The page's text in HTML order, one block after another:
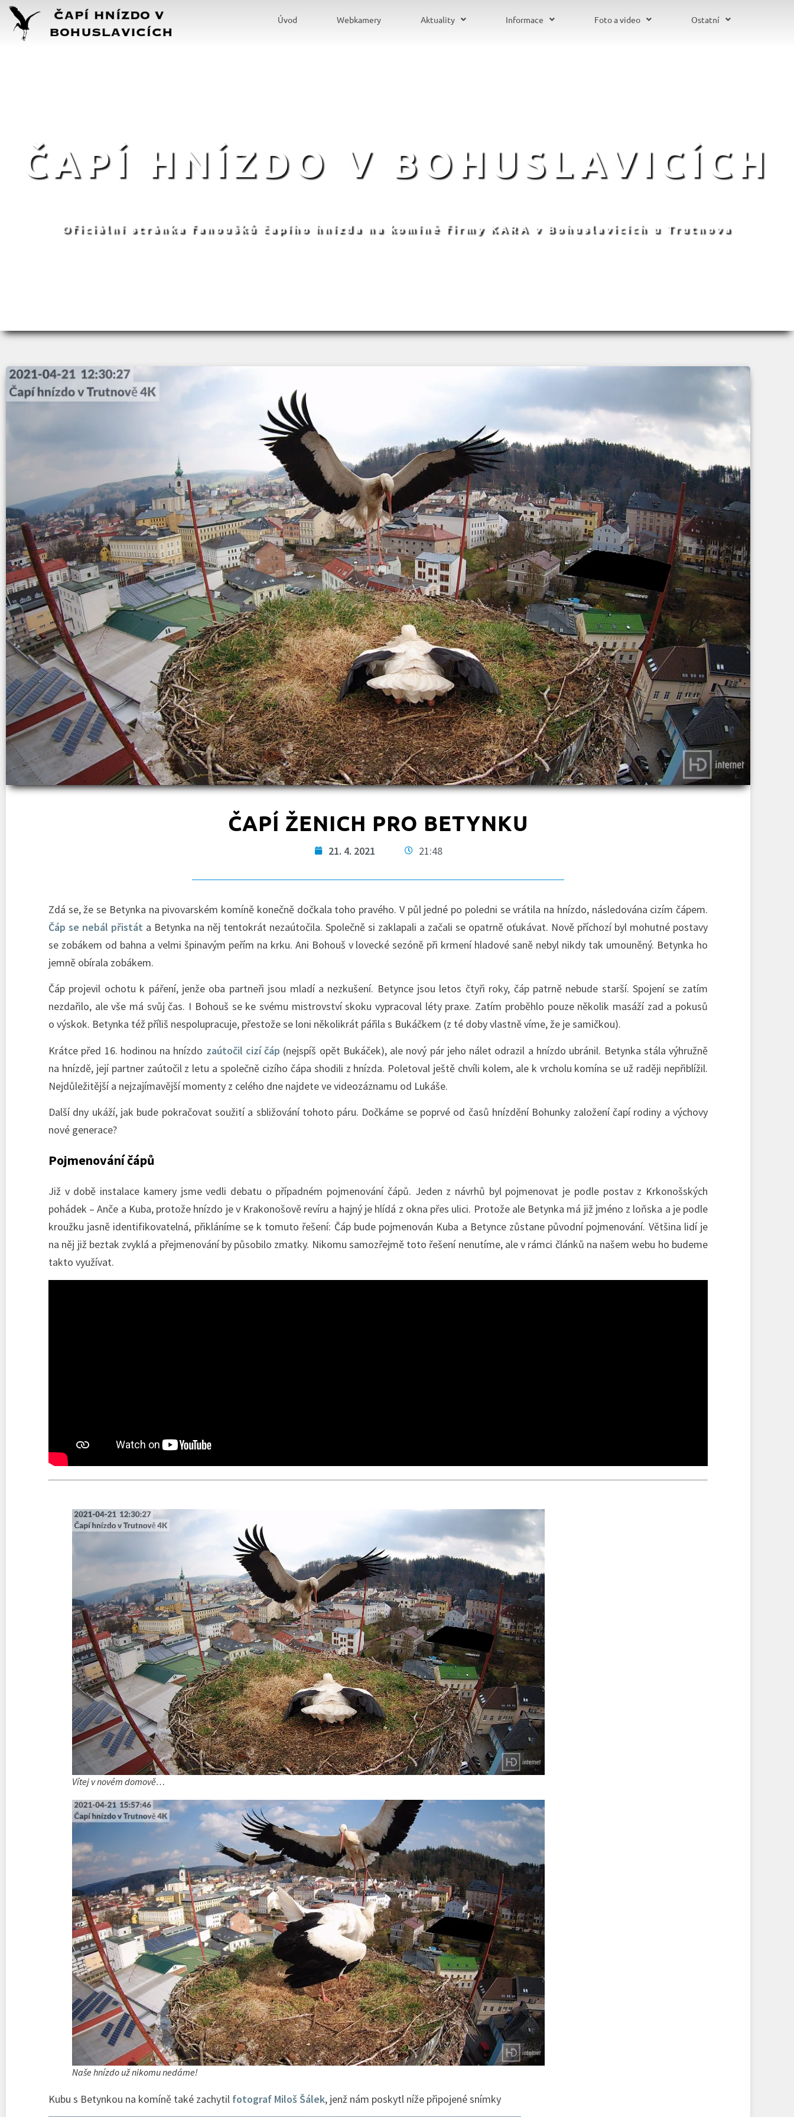
Úvod Webkamery Aktuality Informace Foto a video Ostatní
ČAPÍ HNÍZDO V BOHUSLAVICÍCH
Oficiální stránka fanoušků čapího hnízda na komíně firmy KARA v Bohuslavicích u Trutnova
ČAPÍ ŽENICH PRO BETYNKU
21. 4. 2021 21:48
Zdá se, že se Betynka na pivovarském komíně konečně dočkala toho pravého. V půl jedné po poledni se vrátila na hnízdo, následována cizím čápem.
Čáp se nebál přistát a Betynka na něj tentokrát nezaútočila. Společně si zaklapali a začali se opatrně oťukávat. Nově příchozí byl mohutné postavy
se zobákem od bahna a velmi špinavým peřím na krku. Ani Bohouš v lovecké sezóně při krmení hladové saně nebyl nikdy tak umouněný. Betynka ho
jemně obírala zobákem.
Čáp projevil ochotu k páření, jenže oba partneři jsou mladí a nezkušení. Betynce jsou letos čtyři roky, čáp patrně nebude starší. Spojení se zatím
nezdařilo, ale vše má svůj čas. I Bohouš se ke svému mistrovství skoku vypracoval léty praxe. Zatím proběhlo pouze několik masáží zad a pokusů
o výskok. Betynka též příliš nespolupracuje, přestože se loni několikrát pářila s Bukáčkem (z té doby vlastně víme, že je samičkou).
Krátce před 16. hodinou na hnízdo zaútočil cizí čáp (nejspíš opět Bukáček), ale nový pár jeho nálet odrazil a hnízdo ubránil. Betynka stála výhružně
na hnízdě, její partner zaútočil z letu a společně cizího čápa shodili z hnízda. Poletoval ještě chvíli kolem, ale k vrcholu komína se už raději nepřiblížil.
Nejdůležitější a nejzajímavější momenty z celého dne najdete ve videozáznamu od Lukáše.
Další dny ukáží, jak bude pokračovat soužití a sbližování tohoto páru. Dočkáme se poprvé od časů hnízdění Bohunky založení čapí rodiny a výchovy
nové generace?
Pojmenování čápů
Již v době instalace kamery jsme vedli debatu o případném pojmenování čápů. Jeden z návrhů byl pojmenovat je podle postav z Krkonošských
pohádek – Anče a Kuba, protože hnízdo je v Krakonošově revíru a hajný je hlídá z okna přes ulici. Protože ale Betynka má již jméno z loňska a je podle
kroužku jasně identifikovatelná, přikláníme se k tomuto řešení: Čáp bude pojmenován Kuba a Betynce zůstane původní pojmenování. Většina lidí je
na něj již beztak zvyklá a přejmenování by působilo zmatky. Nikomu samozřejmě toto řešení nenutíme, ale v rámci článků na našem webu ho budeme
takto využívat.
Vítej v novém domově…
Naše hnízdo už nikomu nedáme!
Kubu s Betynkou na komíně také zachytil fotograf Miloš Šálek, jenž nám poskytl níže připojené snímky